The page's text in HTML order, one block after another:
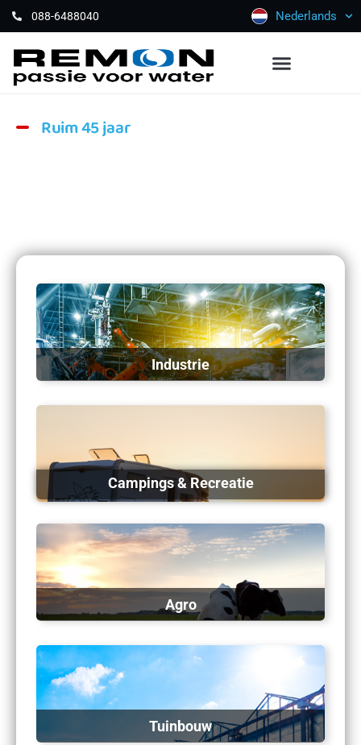
088-6488040 Nederlands
Ruim 45 jaar
Industrie
Campings & Recreatie
Agro
Tuinbouw